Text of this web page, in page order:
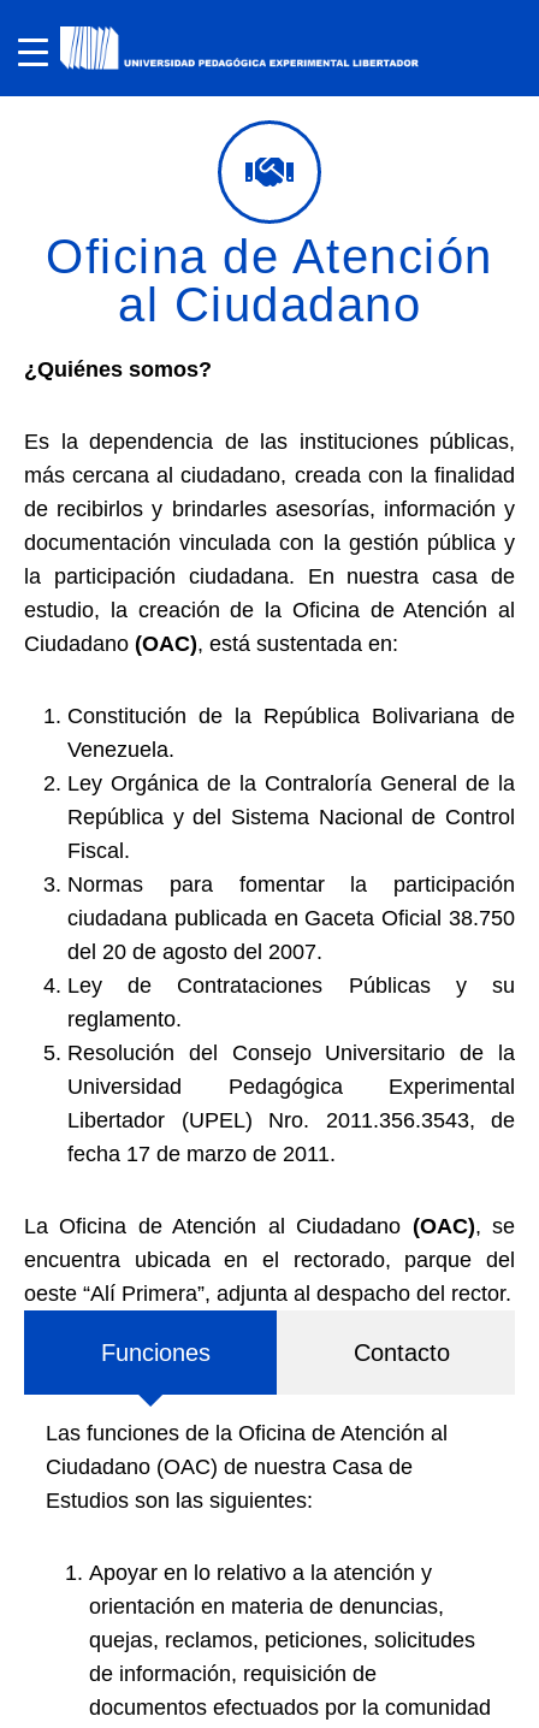
Oficina de Atención
al Ciudadano
¿Quiénes somos?
Es la dependencia de las instituciones públicas,
más cercana al ciudadano, creada con la finalidad
de recibirlos y brindarles asesorías, información y
documentación vinculada con la gestión pública y
la participación ciudadana. En nuestra casa de
estudio, la creación de la Oficina de Atención al
Ciudadano (OAC), está sustentada en:
Constitución de la República Bolivariana de
Venezuela.
Ley Orgánica de la Contraloría General de la
República y del Sistema Nacional de Control
Fiscal.
Normas para fomentar la participación
ciudadana publicada en Gaceta Oficial 38.750
del 20 de agosto del 2007.
Ley de Contrataciones Públicas y su
reglamento.
Resolución del Consejo Universitario de la
Universidad Pedagógica Experimental
Libertador (UPEL) Nro. 2011.356.3543, de
fecha 17 de marzo de 2011.
La Oficina de Atención al Ciudadano (OAC), se
encuentra ubicada en el rectorado, parque del
oeste “Alí Primera”, adjunta al despacho del rector.
Funciones Contacto
Las funciones de la Oficina de Atención al
Ciudadano (OAC) de nuestra Casa de
Estudios son las siguientes:
Apoyar en lo relativo a la atención y
orientación en materia de denuncias,
quejas, reclamos, peticiones, solicitudes
de información, requisición de
documentos efectuados por la comunidad